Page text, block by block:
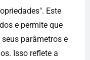
Este
e permite que
parâmetros e
Isso reflete a